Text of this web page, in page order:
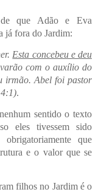
de que Adão e Eva
já fora do Jardim:
Esta concebeu e deu
com o auxílio do
irmão. Abel foi pastor
.
sentido o texto
eles tivessem sido
que
e o valor que se
filhos no Jardim é o